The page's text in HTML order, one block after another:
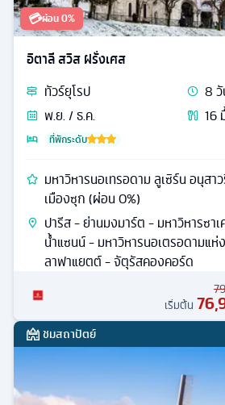
💳ผ่อน 0%
อิตาลี สวิส ฝรั่งเศส
ทัวร์ยุโรป 8
พ.ย. / ธ.ค.
16
ที่พักระดับ
มหาวิหารนอเทรอดาม ลูเซิร์น อนุส
เมืองซุก (ผ่อน 0%)
ปารีส - ย่านมงมาร์ต - มหาวิหารซา
น้ำแซนน์ - มหาวิหารนอเตรอดามแห่
ลาฟาแยตต์ - จัตุรัสคองคอร์ด
เริ่มต้น
ชมสถาปัตย์